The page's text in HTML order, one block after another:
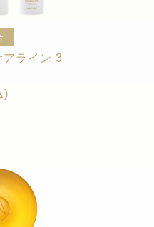
ライン 3
)